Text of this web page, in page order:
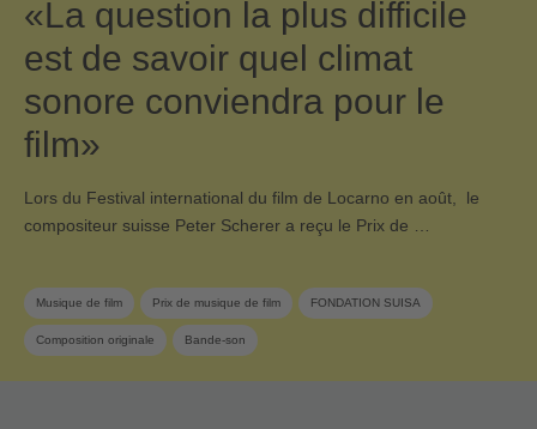
«La question la plus difficile
est de savoir quel climat
sonore conviendra pour le
film»
Lors du Festival international du film de Locarno en août, le
compositeur suisse Peter Scherer a reçu le Prix de …
Musique de film Prix de musique de film FONDATION SUISA
Composition originale Bande-son